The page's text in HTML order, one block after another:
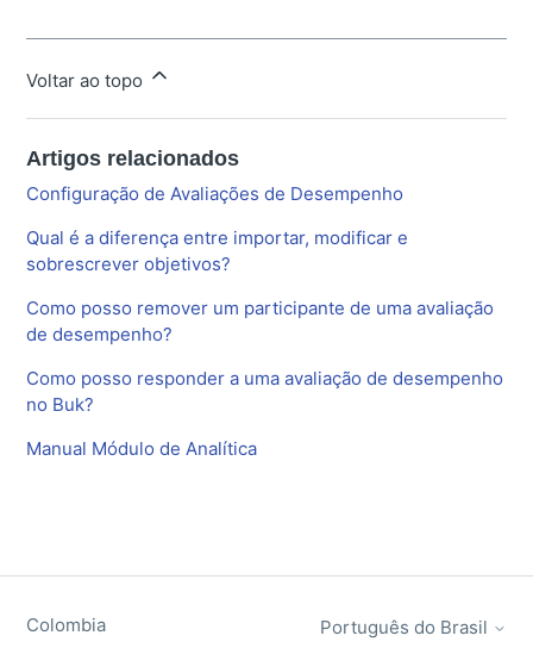
Voltar ao topo
Artigos relacionados
Configuração de Avaliações de Desempenho
Qual é a diferença entre importar, modificar e
sobrescrever objetivos?
Como posso remover um participante de uma avaliação
de desempenho?
Como posso responder a uma avaliação de desempenho
no Buk?
Manual Módulo de Analítica
Colombia Português do Brasil